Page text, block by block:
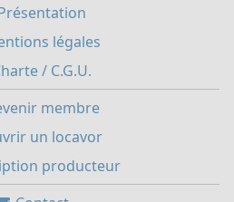
légales
/ C.G.U.
membre
un locavor
producteur